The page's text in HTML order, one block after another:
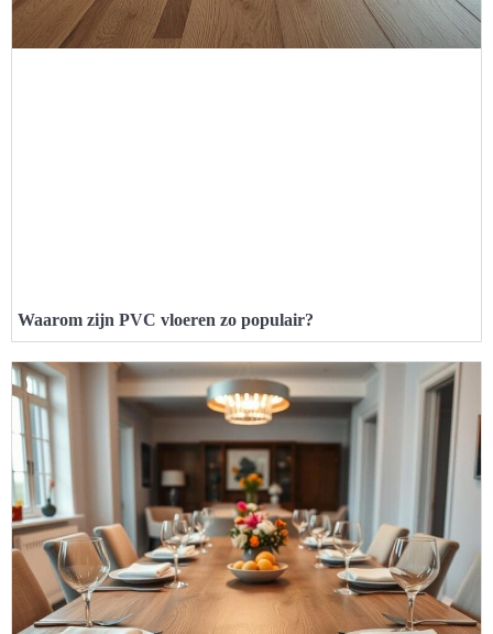
Waarom zijn PVC vloeren zo populair?